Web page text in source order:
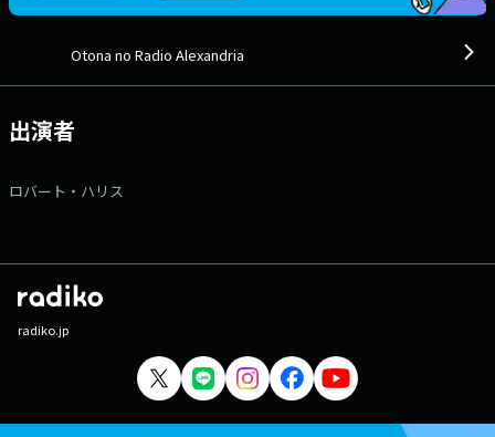
Otona no Radio Alexandria
出演者
ロバート・ハリス
radiko.jp